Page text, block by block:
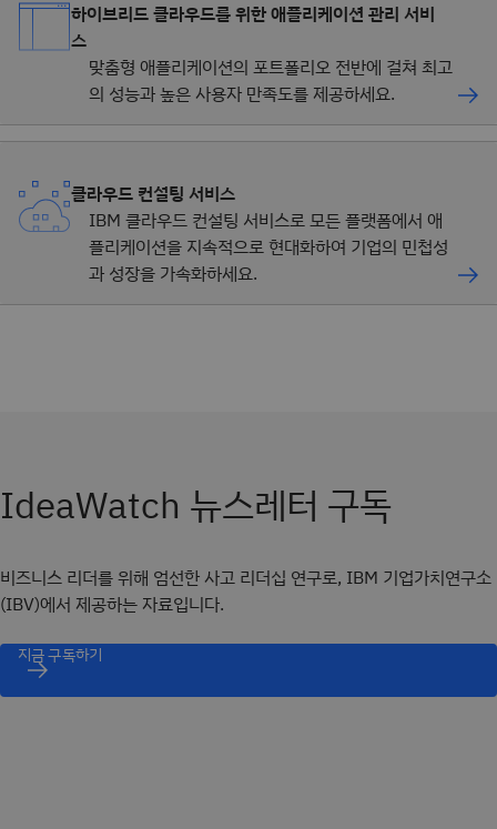
하이브리드 클라우드를 위한 애플리케이션 관리 서비
스
맞춤형 애플리케이션의 포트폴리오 전반에 걸쳐 최고
의 성능과 높은 사용자 만족도를 제공하세요.
클라우드 컨설팅 서비스
IBM 클라우드 컨설팅 서비스로 모든 플랫폼에서 애
플리케이션을 지속적으로 현대화하여 기업의 민첩성
과 성장을 가속화하세요.
IdeaWatch 뉴스레터 구독
비즈니스 리더를 위해 엄선한 사고 리더십 연구로, IBM 기업가치연구소
(IBV)에서 제공하는 자료입니다.
지금 구독하기